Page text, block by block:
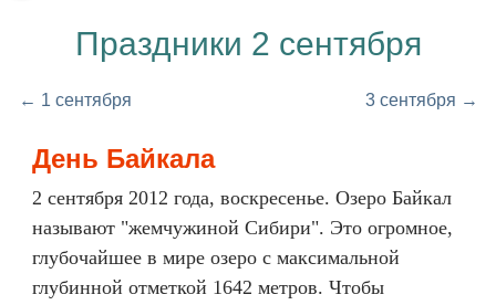
Праздники 2 сентября
← 1 сентября 3 сентября →
День Байкала
2 сентября 2012 года, воскресенье. Озеро Байкал
называют "жемчужиной Сибири". Это огромное,
глубочайшее в мире озеро с максимальной
глубинной отметкой 1642 метров. Чтобы